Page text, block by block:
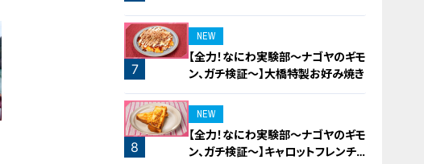
5
7
NEW
【全力！なにわ実験部～ナゴヤのギモ
ン、ガチ検証～】大橋特製お好み焼き
8
NEW
【全力！なにわ実験部～ナゴヤのギモ
ン、ガチ検証～】キャロットフレンチ